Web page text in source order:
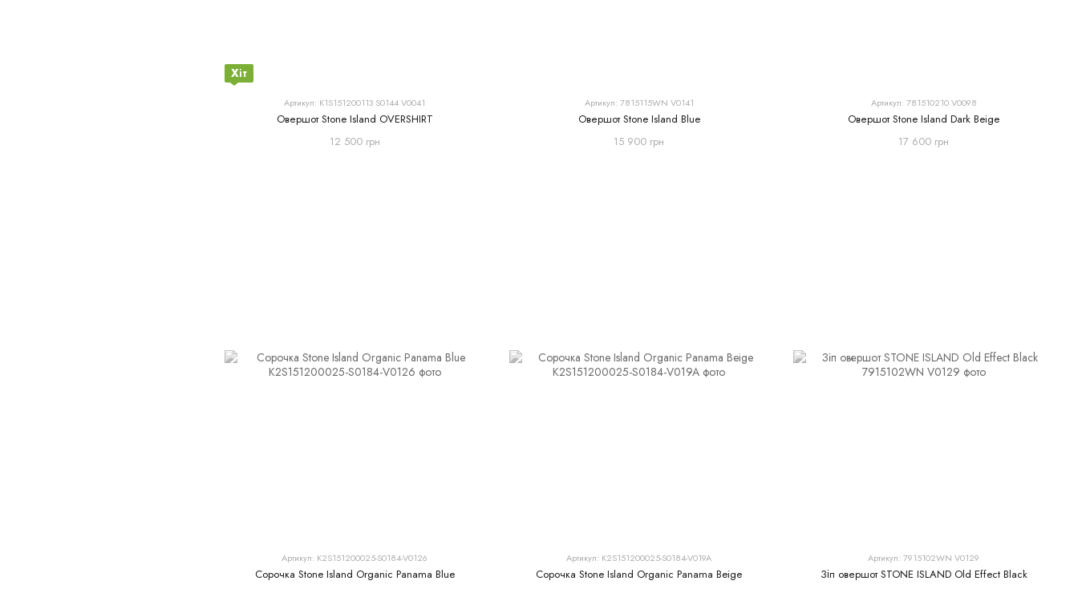
Хіт
Артикул: K1S151200113 S0144 V0041
Овершот Stone Island OVERSHIRT
12 500 грн
Артикул: 7815115WN V0141
Овершот Stone Island Blue
15 900 грн
Артикул: 781510210 V0098
Овершот Stone Island Dark Beige
17 600 грн
Артикул: K2S151200025-S0184-V0126
Сорочка Stone Island Organic Panama Blue
Артикул: K2S151200025-S0184-V019A
Сорочка Stone Island Organic Panama Beige
Артикул: 7915102WN V0129
Зіп овершот STONE ISLAND Old Effect Black